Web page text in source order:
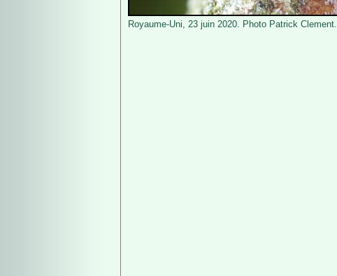
Royaume-Uni, 23 juin 2020. Photo Patrick Clement.